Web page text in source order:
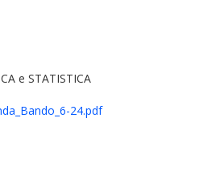
e STATISTICA
24.pdf